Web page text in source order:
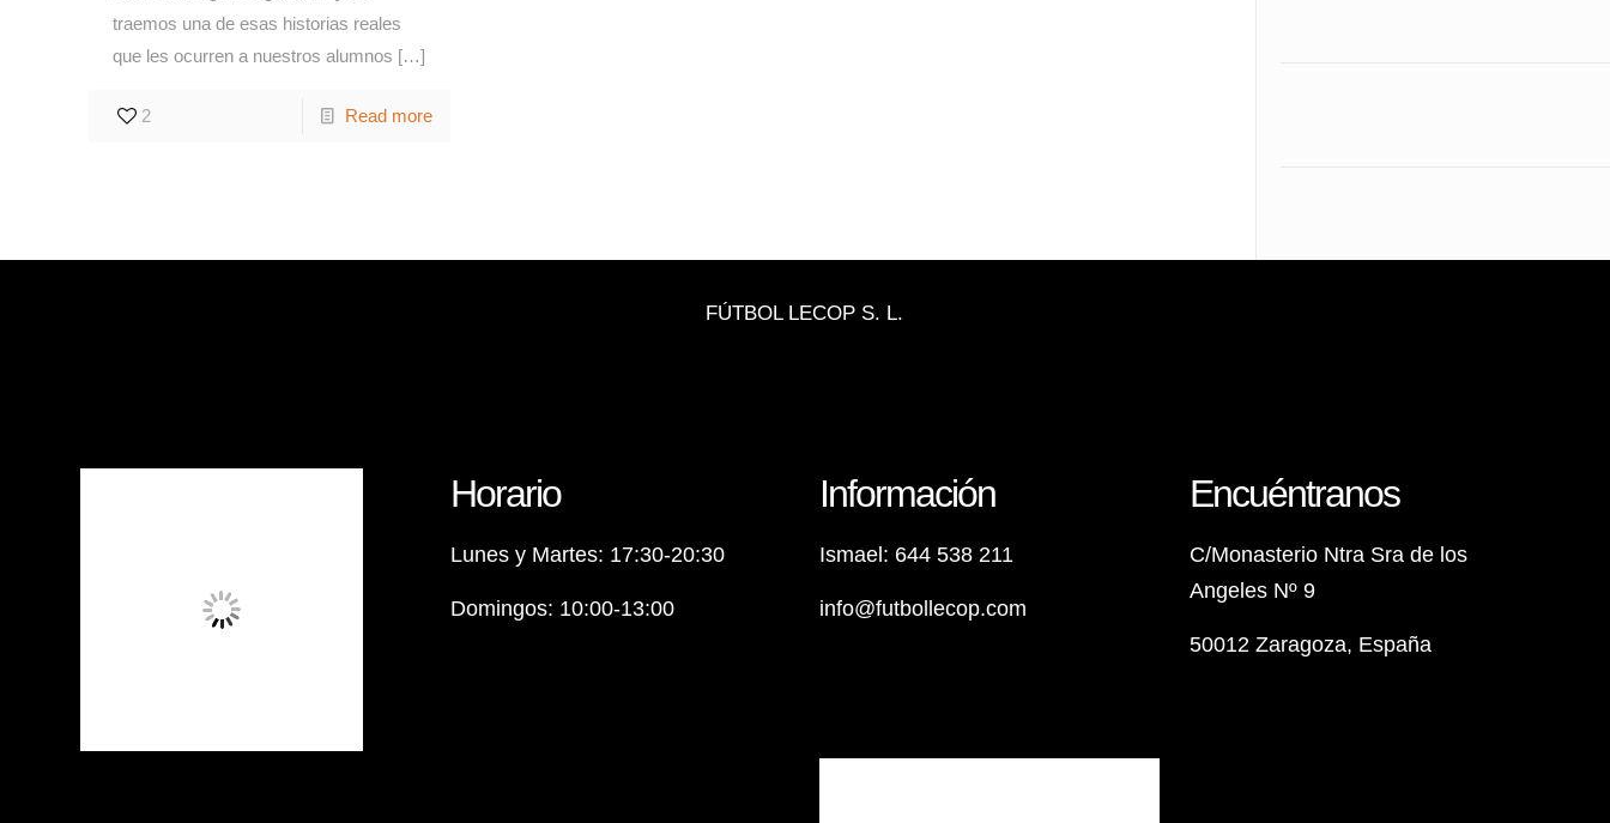
traemos una de esas historias reales
que les ocurren a nuestros alumnos […]
2 Read more
FÚTBOL LECOP S. L.
Horario
Lunes y Martes: 17:30-20:30
Domingos: 10:00-13:00
Información
Ismael: 644 538 211
info@futbollecop.com
Encuéntranos
C/Monasterio Ntra Sra de los
Angeles Nº 9
50012 Zaragoza, España